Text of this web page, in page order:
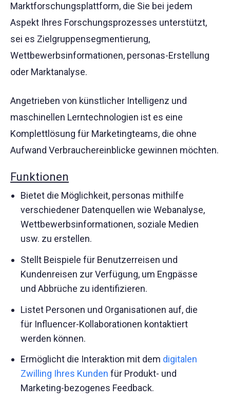
Marktforschungsplattform, die Sie bei jedem
Aspekt Ihres Forschungsprozesses unterstützt,
sei es Zielgruppensegmentierung,
Wettbewerbsinformationen, personas-Erstellung
oder Marktanalyse.
Angetrieben von künstlicher Intelligenz und
maschinellen Lerntechnologien ist es eine
Komplettlösung für Marketingteams, die ohne
Aufwand Verbrauchereinblicke gewinnen möchten.
Funktionen
Bietet die Möglichkeit, personas mithilfe
verschiedener Datenquellen wie Webanalyse,
Wettbewerbsinformationen, soziale Medien
usw. zu erstellen.
Stellt Beispiele für Benutzerreisen und
Kundenreisen zur Verfügung, um Engpässe
und Abbrüche zu identifizieren.
Listet Personen und Organisationen auf, die
für Influencer-Kollaborationen kontaktiert
werden können.
Ermöglicht die Interaktion mit dem digitalen
Zwilling Ihres Kunden für Produkt- und
Marketing-bezogenes Feedback.